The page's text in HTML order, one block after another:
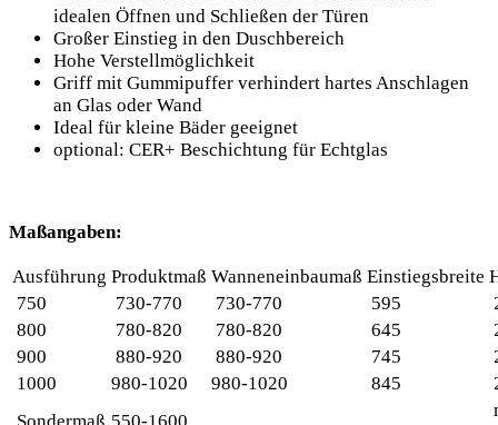
idealen Öffnen und Schließen der Türen
Großer Einstieg in den Duschbereich
Hohe Verstellmöglichkeit
Griff mit Gummipuffer verhindert hartes Anschlagen
an Glas oder Wand
Ideal für kleine Bäder geeignet
optional: CER+ Beschichtung für Echtglas
Maßangaben:
Ausführung Produktmaß Wanneneinbaumaß Einstiegsbreite
750
730-770 730-770 595
800
780-820 780-820 645
900
880-920 880-920 745
1000
980-1020 980-1020 845